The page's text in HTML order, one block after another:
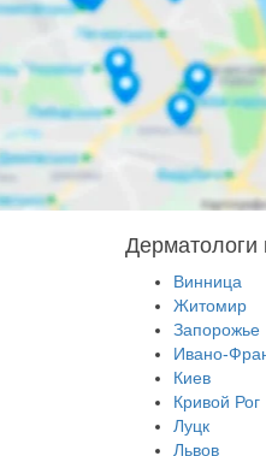
Дерматологи
Винница
Житомир
Запорожье
Ивано-
Киев
Кривой Рог
Луцк
Львов